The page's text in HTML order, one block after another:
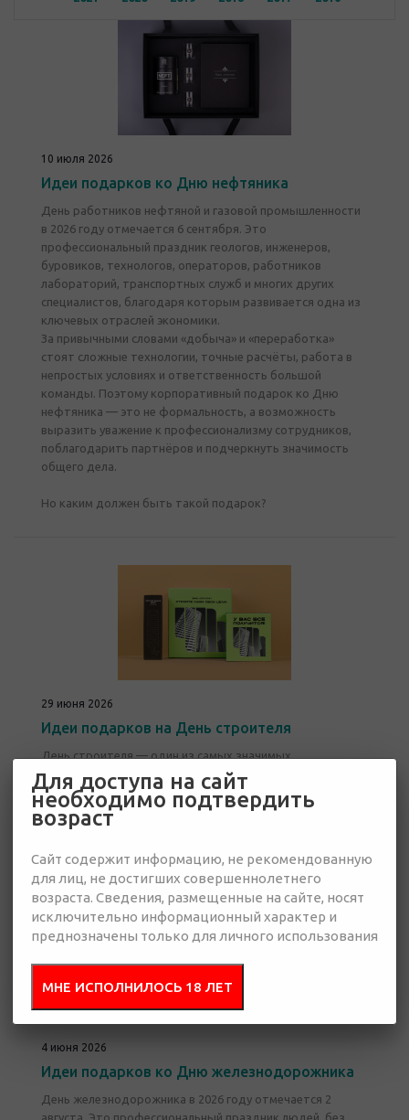
10 июля 2026
Идеи подарков ко Дню нефтяника
День работников нефтяной и газовой промышленности
в 2026 году отмечается 6 сентября. Это
профессиональный праздник геологов, инженеров,
буровиков, технологов, операторов, работников
лабораторий, транспортных служб и многих других
специалистов, благодаря которым развивается одна из
ключевых отраслей экономики.
За привычными словами «добыча» и «переработка»
стоят сложные технологии, точные расчёты, работа в
непростых условиях и ответственность большой
команды. Поэтому корпоративный подарок ко Дню
нефтяника — это не формальность, а возможность
выразить уважение к профессионализму сотрудников,
поблагодарить партнёров и подчеркнуть значимость
общего дела.
Но каким должен быть такой подарок?
29 июня 2026
Идеи подарков на День строителя
День строителя — один из самых значимых
профессиональных праздников в России, в 2026 году это
праздник отмечается 9 августа — во второе воскресенье
августа.
Этот год — юбилейный, так как праздник пройдёт в 70-й
4 июня 2026
Идеи подарков ко Дню железнодорожника
День железнодорожника в 2026 году отмечается 2
августа. Это профессиональный праздник людей, без
Для доступа на сайт
необходимо подтвердить
возраст
Сайт содержит информацию, не рекомендованную
для лиц, не достигших совершеннолетнего
возраста. Сведения, размещенные на сайте, носят
исключительно информационный характер и
преднозначены только для личного использования
МНЕ ИСПОЛНИЛОСЬ 18 ЛЕТ